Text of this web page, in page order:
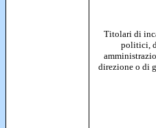
Titolari di
politici,
direzione o di